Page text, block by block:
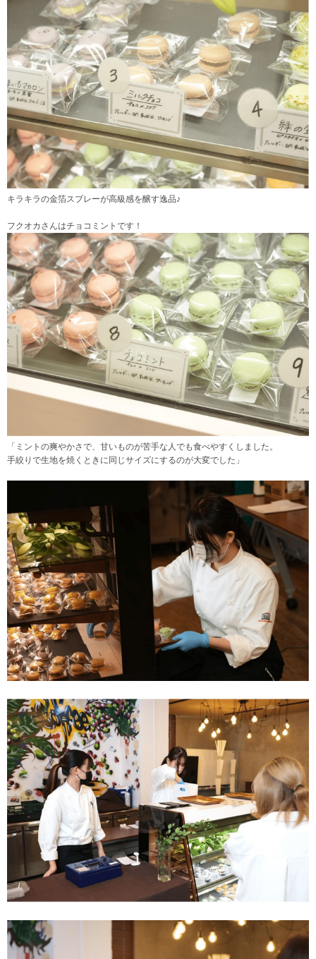
キラキラの金箔スプレーが高級感を醸す逸品♪
フクオカさんはチョコミントです！
「ミントの爽やかさで、甘いものが苦手な人でも食べやすくしました。
手絞りで生地を焼くときに同じサイズにするのが大変でした」